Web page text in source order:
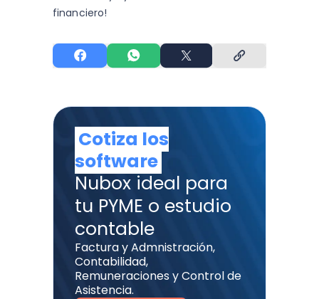
financiero!
Cotiza los
software
Nubox ideal para
tu PYME o estudio
contable
Factura y Admnistración,
Contabilidad,
Remuneraciones y Control de
Asistencia.